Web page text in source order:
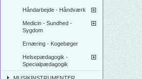
Håndarbejde - Håndværk
Medicin - Sundhed -
Sygdom
Ernæring - Kogebøger
Helsepædagogik -
Specialpædagogik